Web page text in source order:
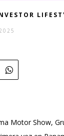
Motor Show,